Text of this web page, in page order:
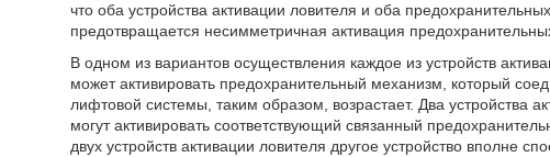
что оба устройства активации ловителя и оба
предотвращается несимметричная активация
В одном из вариантов осуществления каждое из устройств
может активировать предохранительный механизм, который
лифтовой системы, таким образом, возрастает. Два устройства
могут активировать соответствующий связанный
двух устройств активации ловителя другое устройство вполне